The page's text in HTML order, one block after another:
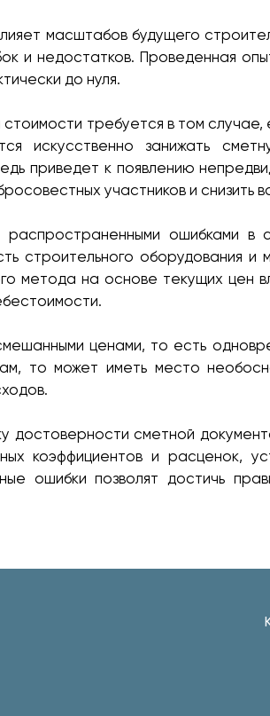
масштабов будущего
и недостатков. Проведенная
до нуля.
требуется в том
искусственно занижать
приведет к появлению
участников и снизить
ошибками в
строительного оборудования
метода на основе текущих цен
ценами, то есть
то может иметь место
достоверности сметной
коэффициентов и расценок,
ошибки позволят достичь